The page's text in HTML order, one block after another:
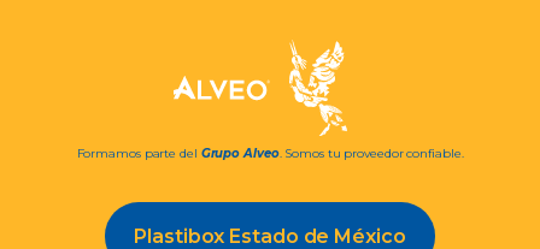
Formamos parte del Grupo Alveo. Somos tu proveedor confiable.
Plastibox Estado de México